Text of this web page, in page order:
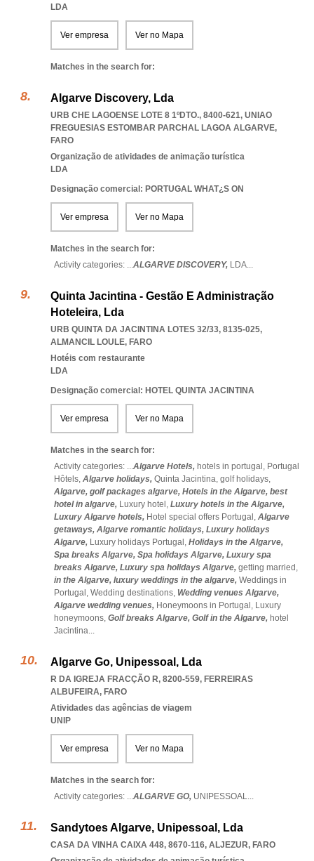
LDA
Ver empresa Ver no Mapa
Matches in the search for:
Algarve Discovery, Lda
URB CHE LAGOENSE LOTE 8 1ºDTO., 8400-621, UNIAO
FREGUESIAS ESTOMBAR PARCHAL LAGOA ALGARVE,
FARO
Organização de atividades de animação turística
LDA
Designação comercial: PORTUGAL WHAT¿S ON
Ver empresa Ver no Mapa
Matches in the search for:
Activity categories: ...ALGARVE DISCOVERY, LDA...
Quinta Jacintina - Gestão E Administração
Hoteleira, Lda
URB QUINTA DA JACINTINA LOTES 32/33, 8135-025,
ALMANCIL LOULE, FARO
Hotéis com restaurante
LDA
Designação comercial: HOTEL QUINTA JACINTINA
Ver empresa Ver no Mapa
Matches in the search for:
Activity categories: ...Algarve Hotels, hotels in portugal, Portugal
Hôtels, Algarve holidays, Quinta Jacintina, golf holidays,
Algarve, golf packages algarve, Hotels in the Algarve, best
hotel in algarve, Luxury hotel, Luxury hotels in the Algarve,
Luxury Algarve hotels, Hotel special offers Portugal, Algarve
getaways, Algarve romantic holidays, Luxury holidays
Algarve, Luxury holidays Portugal, Holidays in the Algarve,
Spa breaks Algarve, Spa holidays Algarve, Luxury spa
breaks Algarve, Luxury spa holidays Algarve, getting married,
in the Algarve, luxury weddings in the algarve, Weddings in
Portugal, Wedding destinations, Wedding venues Algarve,
Algarve wedding venues, Honeymoons in Portugal, Luxury
honeymoons, Golf breaks Algarve, Golf in the Algarve, hotel
Jacintina...
Algarve Go, Unipessoal, Lda
R DA IGREJA FRACÇÃO R, 8200-559, FERREIRAS
ALBUFEIRA, FARO
Atividades das agências de viagem
UNIP
Ver empresa Ver no Mapa
Matches in the search for:
Activity categories: ...ALGARVE GO, UNIPESSOAL...
Sandytoes Algarve, Unipessoal, Lda
CASA DA VINHA CAIXA 448, 8670-116, ALJEZUR, FARO